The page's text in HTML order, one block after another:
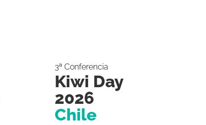
3ª Conferencia
Kiwi Day
2026
Chile